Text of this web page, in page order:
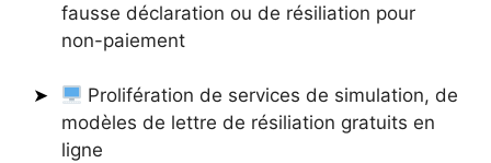
fausse déclaration ou de résiliation pour
non-paiement
Prolifération de services de simulation, de
modèles de lettre de résiliation gratuits en
ligne